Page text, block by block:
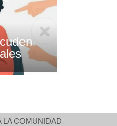
LA COMUNIDAD